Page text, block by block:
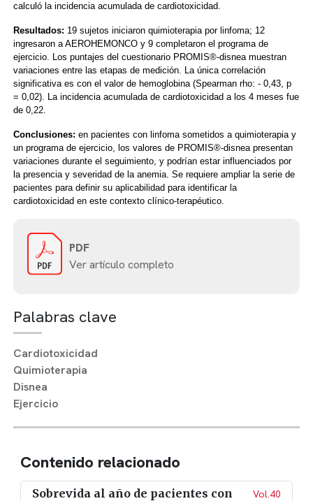
calculó la incidencia acumulada de cardiotoxicidad.
Resultados: 19 sujetos iniciaron quimioterapia por linfoma; 12
ingresaron a AEROHEMONCO y 9 completaron el programa de
ejercicio. Los puntajes del cuestionario PROMIS®-disnea muestran
variaciones entre las etapas de medición. La única correlación
significativa es con el valor de hemoglobina (Spearman rho: - 0,43, p
= 0,02). La incidencia acumulada de cardiotoxicidad a los 4 meses fue
de 0,22.
Conclusiones: en pacientes con linfoma sometidos a quimioterapia y
un programa de ejercicio, los valores de PROMIS®-disnea presentan
variaciones durante el seguimiento, y podrían estar influenciados por
la presencia y severidad de la anemia. Se requiere ampliar la serie de
pacientes para definir su aplicabilidad para identificar la
cardiotoxicidad en este contexto clínico-terapéutico.
PDF
Ver artículo completo
Palabras clave
Cardiotoxicidad
Quimioterapia
Disnea
Ejercicio
Contenido relacionado
Sobrevida al año de pacientes con
Vol.40